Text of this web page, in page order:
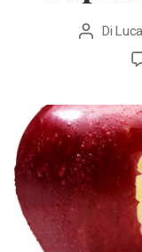
Autore
Di